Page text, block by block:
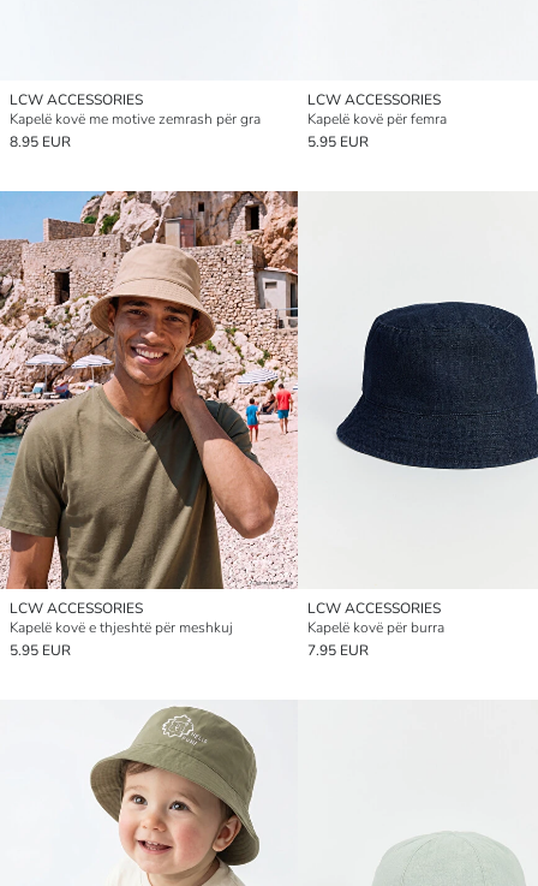
LCW ACCESSORIES
Kapelë kovë me motive zemrash për gra
8.95 EUR
LCW ACCESSORIES
Kapelë kovë për femra
5.95 EUR
LCW ACCESSORIES
Kapelë kovë e thjeshtë për meshkuj
5.95 EUR
LCW ACCESSORIES
Kapelë kovë për burra
7.95 EUR